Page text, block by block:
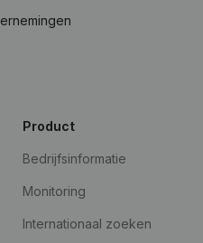
Product
Bedrijfsinformatie
Monitoring
Internationaal zoeken